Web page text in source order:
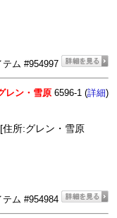
ム #954997
レン・雪原 6596-1 (詳細)
所:グレン・雪原
ム #954984